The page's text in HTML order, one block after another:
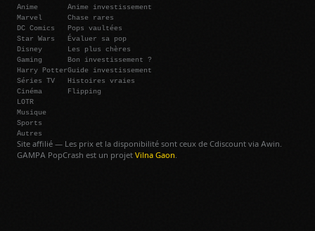
Anime
Marvel
DC Comics
Star Wars
Disney
Gaming
Harry Potter
Séries TV
Cinéma
LOTR
Musique
Sports
Autres
Anime investissement
Chase rares
Pops vaultées
Évaluer sa pop
Les plus chères
Bon investissement ?
Guide investissement
Histoires vraies
Flipping
Site affilié — Les prix et la disponibilité sont ceux de Cdiscount via Awin.
GAMPA PopCrash est un projet Vilna Gaon.